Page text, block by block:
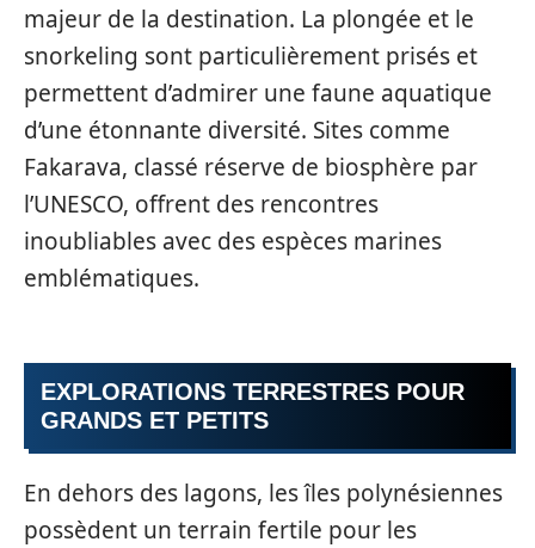
majeur de la destination. La plongée et le
snorkeling sont particulièrement prisés et
permettent d’admirer une faune aquatique
d’une étonnante diversité. Sites comme
Fakarava, classé réserve de biosphère par
l’UNESCO, offrent des rencontres
inoubliables avec des espèces marines
emblématiques.
EXPLORATIONS TERRESTRES POUR
GRANDS ET PETITS
En dehors des lagons, les îles polynésiennes
possèdent un terrain fertile pour les